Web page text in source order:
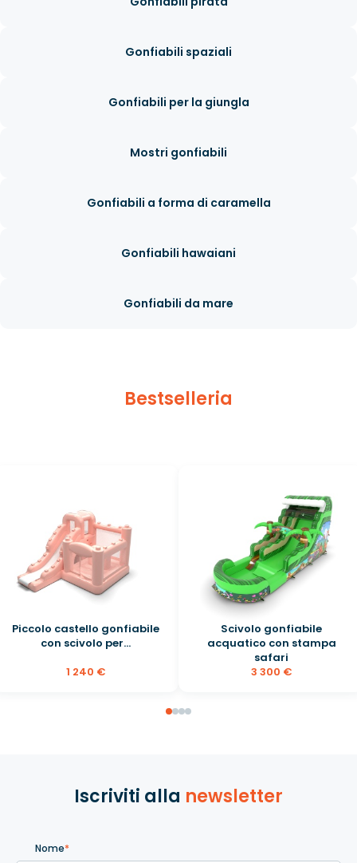
Gonfiabili spaziali
Gonfiabili per la giungla
Mostri gonfiabili
Gonfiabili a forma di caramella
Gonfiabili hawaiani
Gonfiabili da mare
Bestselleria
Piccolo castello gonfiabile
con scivolo per...
1 240 €
Scivolo gonfiabile
acquatico con stampa
safari
3 300 €
Iscriviti alla newsletter
Nome*